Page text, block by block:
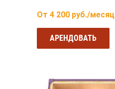
От 4 200 руб./месяц
АРЕНДОВАТЬ